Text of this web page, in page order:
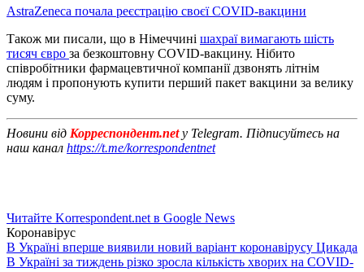
AstraZeneca почала реєстрацію своєї COVID-вакцини
Також ми писали, що в Німеччині шахраї вимагають шість
тисяч євро за безкоштовну COVID-вакцину. Нібито
співробітники фармацевтичної компанії дзвонять літнім
людям і пропонують купити перший пакет вакцини за велику
суму.
Новини від Корреспондент.netу Telegram. Підписуйтесь на
наш канал https://t.me/korrespondentnet
Читайте Korrespondent.net в Google News
Коронавірус
В Україні вперше виявили новий варіант коронавірусу Цикада
В Україні за тиждень різко зросла кількість хворих на COVID-